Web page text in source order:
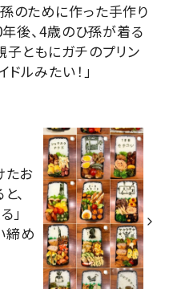
のために作った手作り
年後、4歳のひ孫が着る
ともにガチのプリン
ドルみたい！」
たお
、
」
締め